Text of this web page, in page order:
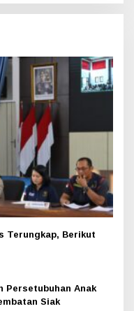
Terungkap, Berikut
Persetubuhan Anak
Siak